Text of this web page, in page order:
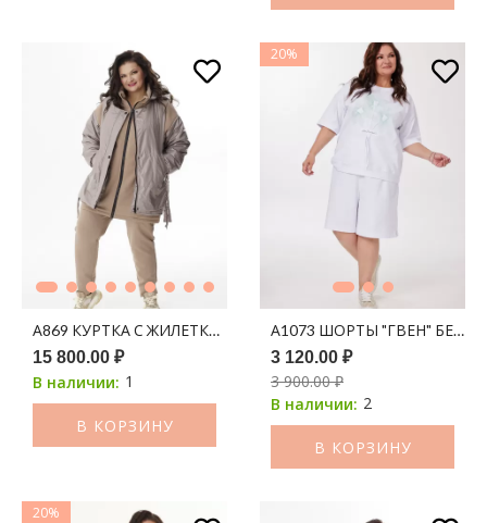
А869 КУРТКА С ЖИЛЕТКОЙ "ДЕБОРА" КОФЕ
15 800.00 ₽
В наличии: 1
В КОРЗИНУ
20%
А1073 ШОРТЫ "ГВЕН" БЕЛЫЙ
3 120.00 ₽
3 900.00 ₽
В наличии: 2
В КОРЗИНУ
20%